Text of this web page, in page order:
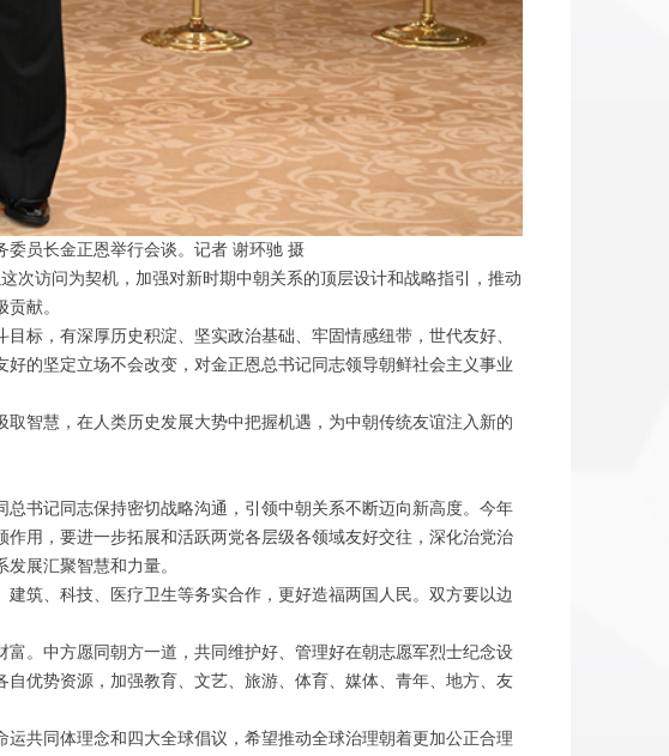
员长金正恩举行会谈。记者 谢环驰 摄
访问为契机，加强对新时期中朝关系的顶层设计和战略指引，推动
献。
，有深厚历史积淀、坚实政治基础、牢固情感纽带，世代友好、
的坚定立场不会改变，对金正恩总书记同志领导朝鲜社会主义事业
智慧，在人类历史发展大势中把握机遇，为中朝传统友谊注入新的
书记同志保持密切战略沟通，引领中朝关系不断迈向新高度。今年
用，要进一步拓展和活跃两党各层级各领域友好交往，深化治党治
展汇聚智慧和力量。
筑、科技、医疗卫生等务实合作，更好造福两国人民。双方要以边
。中方愿同朝方一道，共同维护好、管理好在朝志愿军烈士纪念设
优势资源，加强教育、文艺、旅游、体育、媒体、青年、地方、友
共同体理念和四大全球倡议，希望推动全球治理朝着更加公正合理